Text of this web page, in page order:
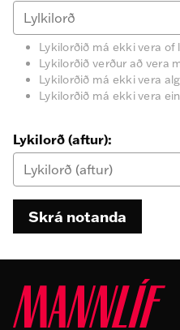
Lykilorðið má ekki vera
Lykilorðið verður að vera
Lykilorðið má ekki vera
Lykilorðið má ekki vera
Lykilorð (aftur):
Skrá notanda